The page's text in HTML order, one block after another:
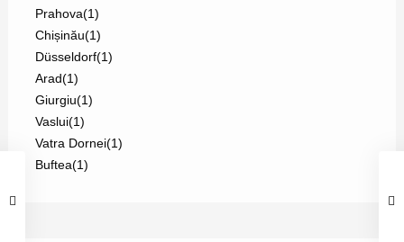
Prahova(1)
Chișinău(1)
Düsseldorf(1)
Arad(1)
Giurgiu(1)
Vaslui(1)
Vatra Dornei(1)
Buftea(1)